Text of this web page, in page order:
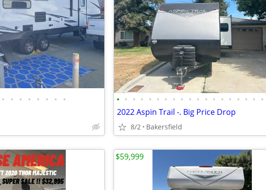
• • • • • • • • • • • • • • • • • • • • • • • • • • •
2022 Aspin Trail -. Big Price Drop
8/2 Bakersfield
$59,999